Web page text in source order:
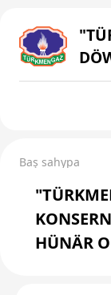
Baş sahypa
HÜNÄR